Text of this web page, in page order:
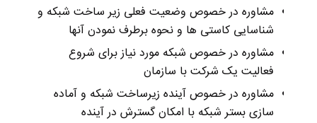
مشاوره در خصوص وضعیت فعلی زیر ساخت شبکه‌ و
شناسایی کاستی ها و نحوه برطرف نمودن آنها
مشاوره در خصوص شبکه مورد نیاز برای شروع
فعالیت یک شرکت با سازمان
مشاوره در خصوص آینده زیرساخت شبکه و آماده
سازی بستر شبکه با امکان گسترش در آینده